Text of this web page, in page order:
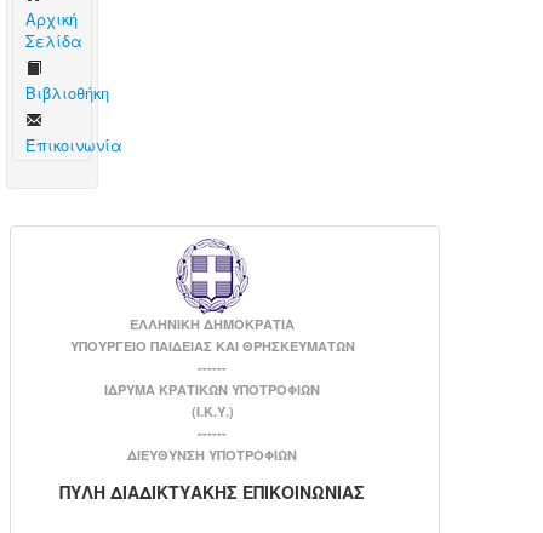
Aρχική
Σελίδα
Βιβλιοθήκη
Επικοινωνία
ΕΛΛΗΝΙΚΗ ΔΗΜΟΚΡΑΤΙΑ
ΥΠΟΥΡΓΕΙΟ ΠΑΙΔΕΙΑΣ ΚΑΙ ΘΡΗΣΚΕΥΜΑΤΩΝ
------
ΙΔΡΥΜΑ ΚΡΑΤΙΚΩΝ ΥΠΟΤΡΟΦΙΩΝ
(Ι.Κ.Υ.)
------
ΔΙΕΥΘΥΝΣΗ ΥΠΟΤΡΟΦΙΩΝ
ΠΥΛΗ ΔΙΑΔΙΚΤΥΑΚΗΣ ΕΠΙΚΟΙΝΩΝΙΑΣ